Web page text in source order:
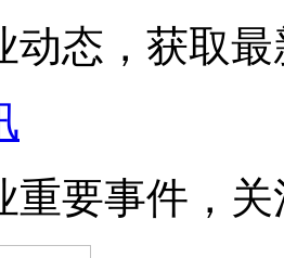
动态，获取
重要事件，